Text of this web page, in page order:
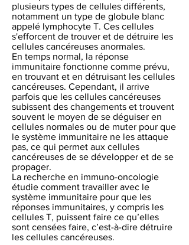
plusieurs types de cellules différents,
notamment un type de globule blanc
appelé lymphocyte T. Ces cellules
s'efforcent de trouver et de détruire les
cellules cancéreuses anormales.
En temps normal, la réponse
immunitaire fonctionne comme prévu,
en trouvant et en détruisant les cellules
cancéreuses. Cependant, il arrive
parfois que les cellules cancéreuses
subissent des changements et trouvent
souvent le moyen de se déguiser en
cellules normales ou de muter pour que
le système immunitaire ne les attaque
pas, ce qui permet aux cellules
cancéreuses de se développer et de se
propager.
La recherche en immuno-oncologie
étudie comment travailler avec le
système immunitaire pour que les
réponses immunitaires, y compris les
cellules T, puissent faire ce qu’elles
sont censées faire, c’est-à-dire détruire
les cellules cancéreuses.